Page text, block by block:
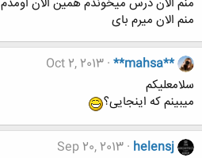
منم الان میرم بای
**mahsa**
Oct 2, 2013
سلامعلیکم
میبینم که اینجایی؟
helensj
Sep 20, 2013